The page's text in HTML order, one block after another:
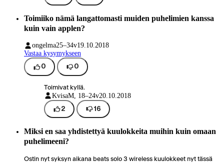
Toimiiko nämä langattomasti muiden puhelimien kanssa
kuin vain applen?
ongelma25–34v19.10.2018
Vastaa kysymykseen
0 0
Toimivat kyllä.
KvisaM, 18–24v20.10.2018
2 16
Miksi en saa yhdistettyä kuulokkeita muihin kuin omaan
puhelimeeni?
Ostin nyt syksyn aikana beats solo 3 wireless kuulokkeet nyt tässä